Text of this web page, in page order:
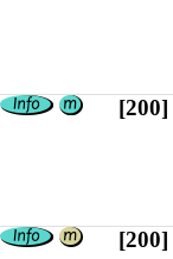
[200]
[200]